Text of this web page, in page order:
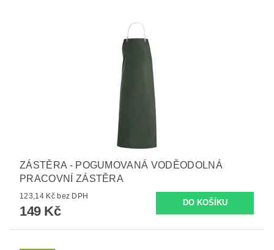
ZÁSTĚRA - POGUMOVANÁ VODĚODOLNÁ
PRACOVNÍ ZÁSTĚRA
123,14 Kč bez DPH
149 Kč